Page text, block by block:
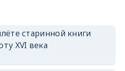
erid: 2SDnjcrDNw6
старинной книги
XVI века